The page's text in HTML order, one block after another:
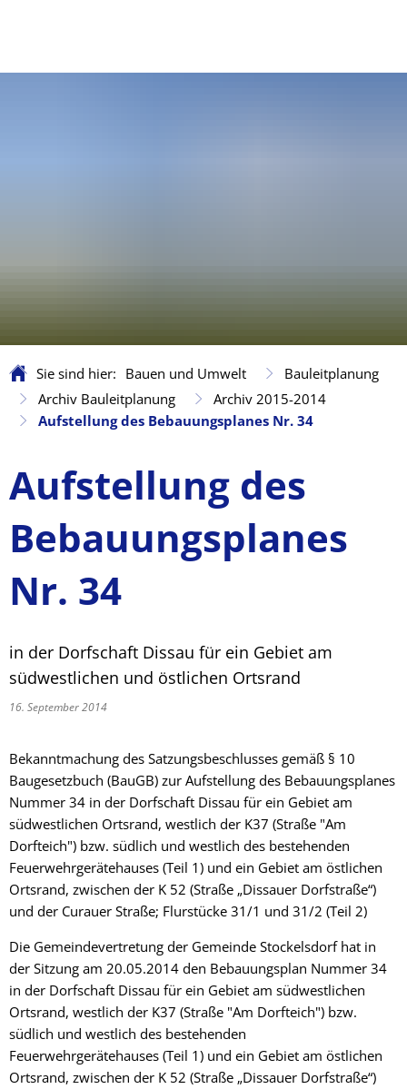
Sie sind hier: Bauen und Umwelt
Bauleitplanung
Archiv Bauleitplanung
Archiv 2015-2014
Aufstellung des Bebauungsplanes Nr. 34
Aufstellung des
Bebauungsplanes
Nr. 34
in der Dorfschaft Dissau für ein Gebiet am
südwestlichen und östlichen Ortsrand
16. September 2014
Bekanntmachung des Satzungsbeschlusses gemäß § 10
Baugesetzbuch (BauGB) zur Aufstellung des Bebauungsplanes
Nummer 34 in der Dorfschaft Dissau für ein Gebiet am
südwestlichen Ortsrand, westlich der K37 (Straße "Am
Dorfteich") bzw. südlich und westlich des bestehenden
Feuerwehrgerätehauses (Teil 1) und ein Gebiet am östlichen
Ortsrand, zwischen der K 52 (Straße „Dissauer Dorfstraße“)
und der Curauer Straße; Flurstücke 31/1 und 31/2 (Teil 2)
Die Gemeindevertretung der Gemeinde Stockelsdorf hat in
der Sitzung am 20.05.2014 den Bebauungsplan Nummer 34
in der Dorfschaft Dissau für ein Gebiet am südwestlichen
Ortsrand, westlich der K37 (Straße "Am Dorfteich") bzw.
südlich und westlich des bestehenden
Feuerwehrgerätehauses (Teil 1) und ein Gebiet am östlichen
Ortsrand, zwischen der K 52 (Straße „Dissauer Dorfstraße“)